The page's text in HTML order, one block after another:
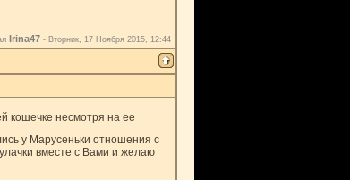
Irina47- Вторник, 17 Ноября 2015, 12:44
кошечке несмотря на ее
у Марусеньки отношения с
вместе с Вами и желаю